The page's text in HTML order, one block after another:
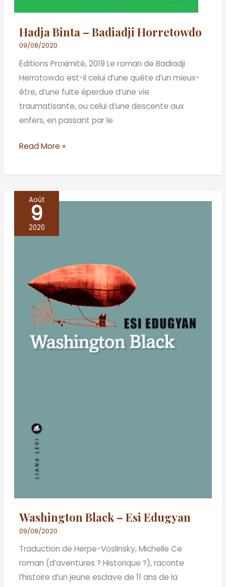
Hadja Binta – Badiadji Horretowdo
09/08/2020
Éditions Proximité, 2019 Le roman de Badiadji
Herrotowdo est-il celui d’une quête d’un mieux-
être, d’une fuite éperdue d’une vie
traumatisante, ou celui d’une descente aux
enfers, en passant par le
Read More »
Août
9
2020
Washington Black – Esi Edugyan
09/08/2020
Traduction de Herpe-Voslinsky, Michelle Ce
roman (d’aventures ? Historique ?), raconte
l’histoire d’un jeune esclave de 11 ans de la
Washington
Black
Edugyan